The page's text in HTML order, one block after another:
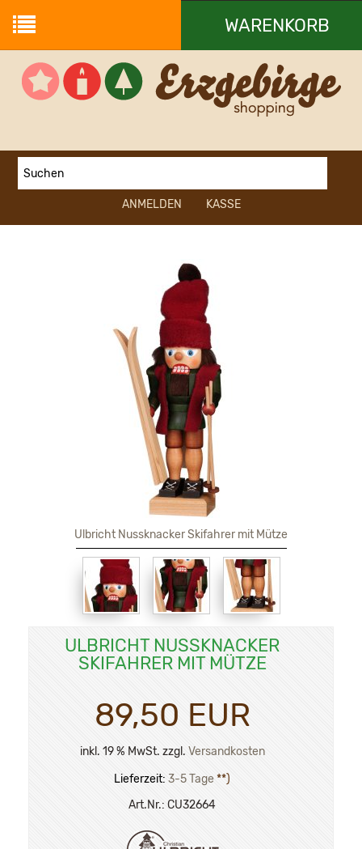
WARENKORB
Ihr Warenkorb ist leer.
ANMELDEN KASSE
Ulbricht Nussknacker Skifahrer mit Mütze
ULBRICHT NUSSKNACKER
SKIFAHRER MIT MÜTZE
89,50 EUR
inkl. 19 % MwSt. zzgl. Versandkosten
Lieferzeit: 3-5 Tage**)
Art.Nr.: CU32664